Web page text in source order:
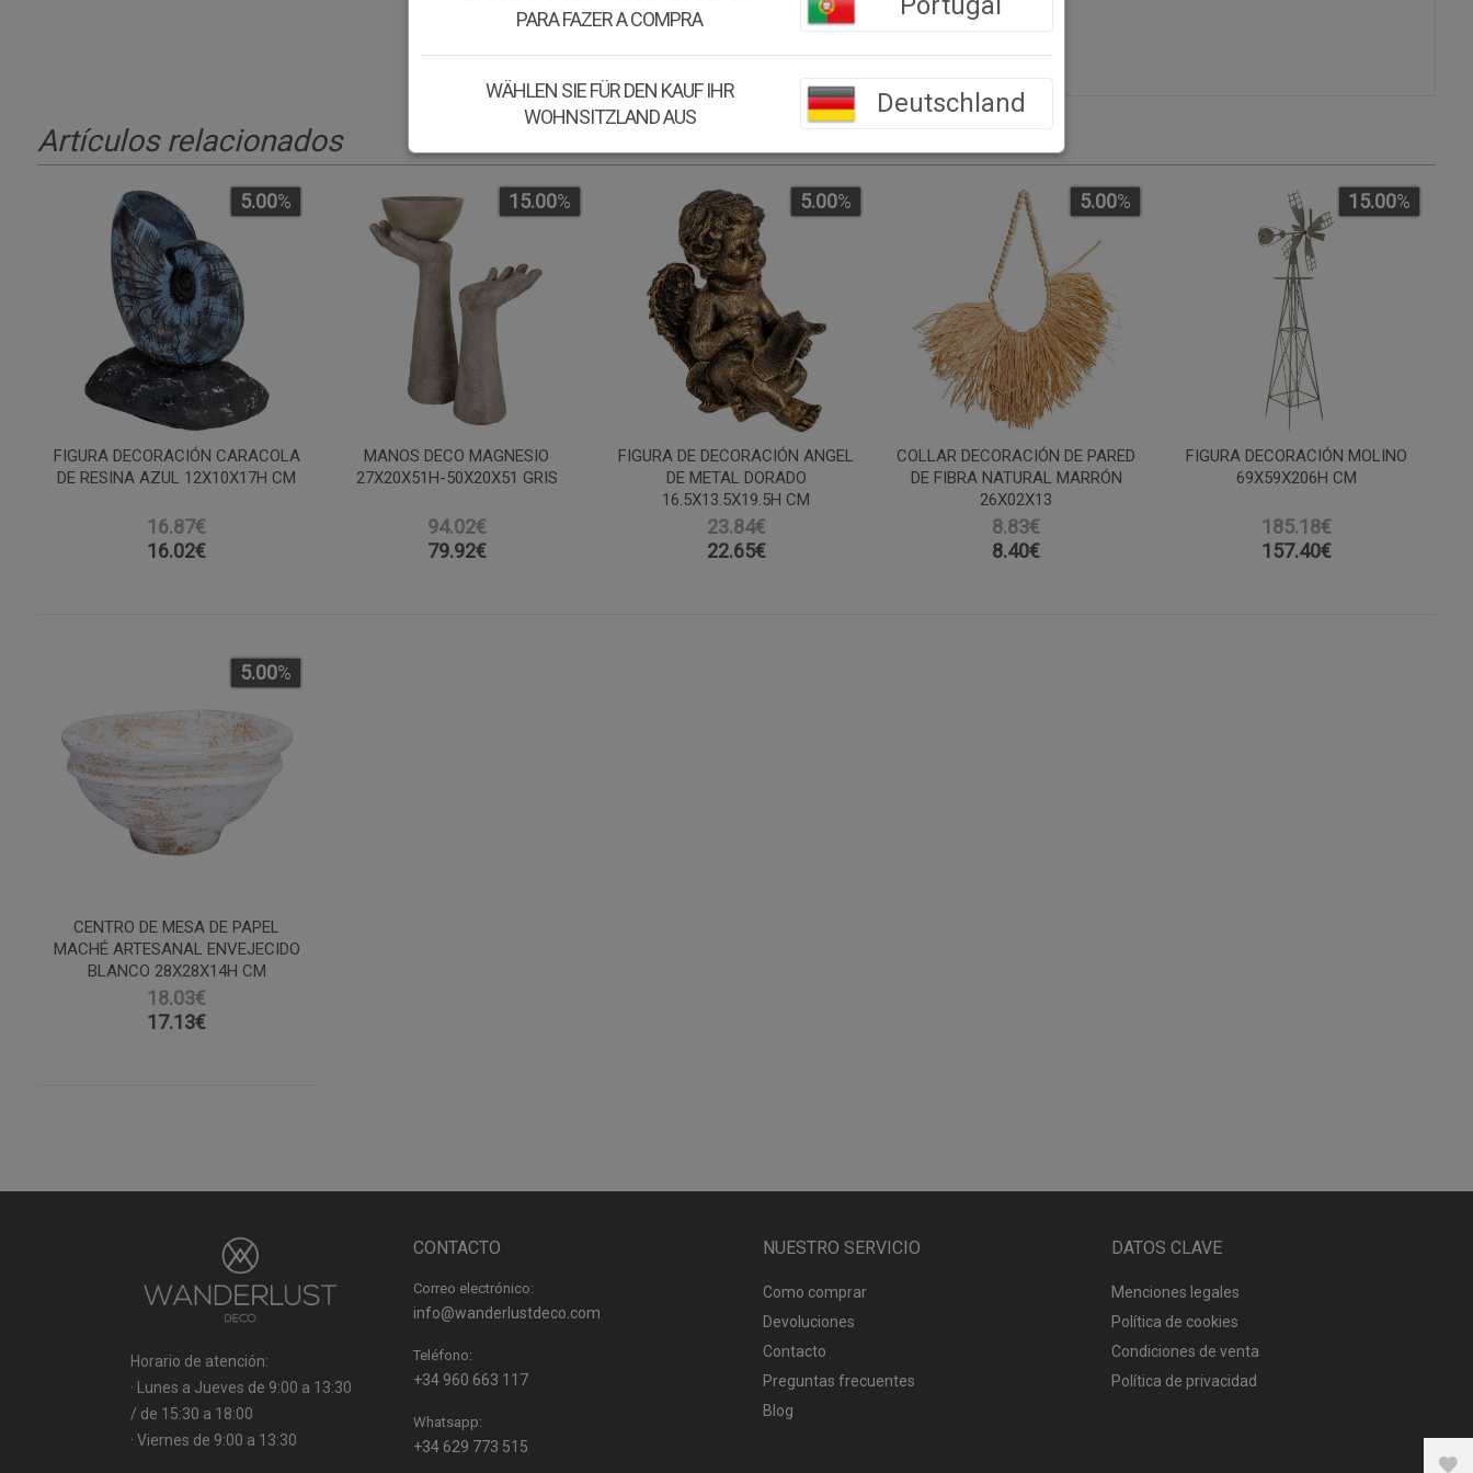
Artículos relacionados
FIGURA DECORACIÓN CARACOLA
DE RESINA AZUL 12X10X17H CM
16.87€
5.00%
16.02€
MANOS DECO MAGNESIO
27X20X51H-50X20X51 GRIS
94.02€
15.00%
79.92€
FIGURA DE DECORACIÓN ANGEL
DE METAL DORADO
16.5X13.5X19.5H CM
23.84€
5.00%
22.65€
COLLAR DECORACIÓN DE PARED
DE FIBRA NATURAL MARRÓN
26X02X13
8.83€
5.00%
8.40€
FIGURA DECORACIÓN MOLINO
69X59X206H CM
185.18€
15.00%
157.40€
CENTRO DE MESA DE PAPEL
MACHÉ ARTESANAL ENVEJECIDO
BLANCO 28X28X14H CM
18.03€
5.00%
17.13€
Horario de atención:
· Lunes a Jueves de 9:00 a 13:30
/ de 15:30 a 18:00
· Viernes de 9:00 a 13:30
CONTACTO
Correo electrónico:
info@wanderlustdeco.com
Teléfono:
+34 960 663 117
Whatsapp:
+34 629 773 515
NUESTRO SERVICIO
Como comprar
Devoluciones
Contacto
Preguntas frecuentes
Blog
DATOS CLAVE
Menciones legales
Política de cookies
Condiciones de venta
Política de privacidad
PARA FAZER A COMPRA
WÄHLEN SIE FÜR DEN KAUF IHR
WOHNSITZLAND AUS
Deutschland